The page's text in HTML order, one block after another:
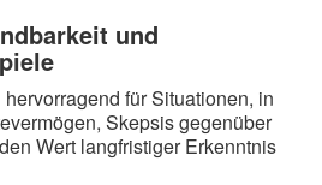
und
für Situationen, in
Skepsis gegenüber
Wert langfristiger Erkenntnis